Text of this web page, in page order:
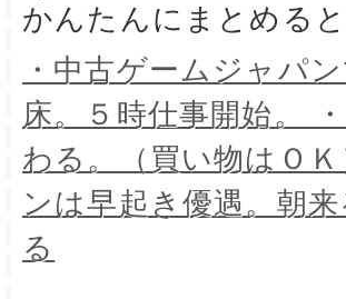
かんたんにまとめると
・中古ゲームジャパ
床。５時仕事開始。
わる。（買い物はＯ
ンは早起き優遇。朝
る